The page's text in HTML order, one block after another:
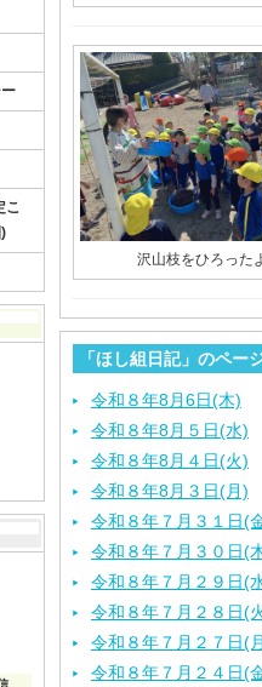
沢山枝をひろった
「ほし組日記」のペー
令和８年8月6日(木)
令和８年8月５日(水)
令和８年8月４日(火)
令和８年8月３日(月)
令和８年７月３１日(
令和８年７月３０日(
令和８年７月２９日(
令和８年７月２８日(
令和８年７月２７日(
令和８年７月２４日(
こ